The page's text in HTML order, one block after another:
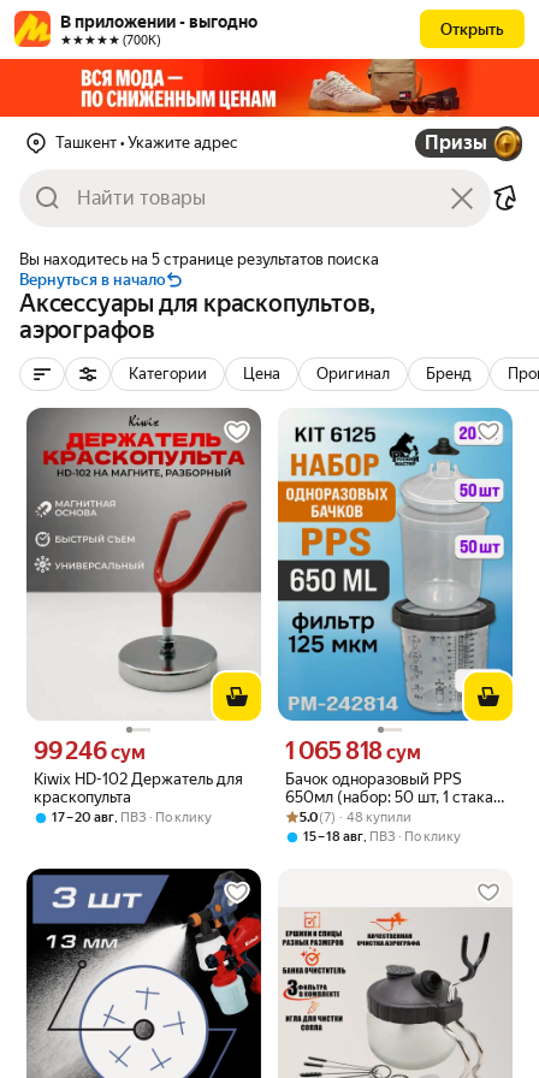
В приложении - выгодно
★★★★★ (700К)
Открыть
Ташкент • Укажите адрес Призы
Вы находитесь на 5 странице результатов поиска
Вернуться в начало
Аксессуары для краскопультов,
аэрографов
Категории Цена Оригинал Бренд
Kiwix HD-102 Держатель для
краскопульта
Цена 99246 сум вместо
99 246сум
17 – 20 авг, ПВЗ По клику
Бачок одноразовый PPS
650мл (набор: 50 шт, 1 стакан,
20 колпачков, 125мкм) KIT
6125 Русский Мастер
Цена 1065818 сум вместо
1 065 818сум
Рейтинг товара: 5.0 из 5
Оценок: (7) · 48 купили
5.0(7) · 48 купили
15 – 18 авг, ПВЗ По клику